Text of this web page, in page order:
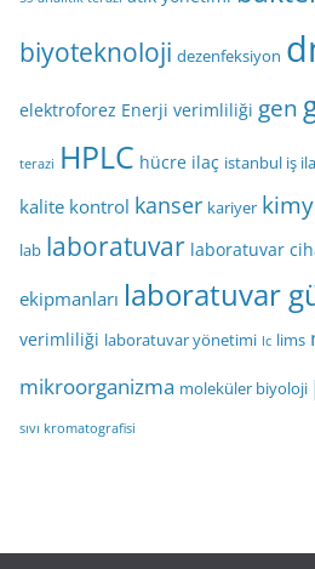
biyoteknoloji dezenfeksiyon
elektroforez Enerji verimliliği gen
terazi HPLC hücre ilaç istanbul iş
kalite kontrol kanser kariyer
lab laboratuvar laboratuvar
ekipmanları laboratuvar
verimliliği laboratuvar yönetimi lc lims
mikroorganizma moleküler biyoloji
sıvı kromatografisi